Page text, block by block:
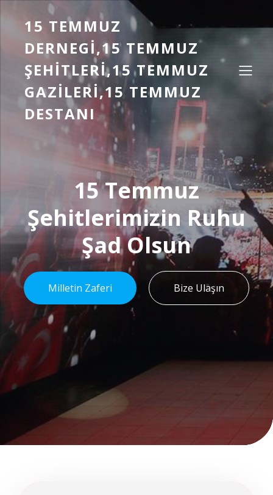
15 TEMMUZ
DERNEGI,15 TEMMUZ
ŞEHITLERI,15 TEMMUZ
GAZILERI,15 TEMMUZ
DESTANI
15 Temmuz
Şehitlerimizin Ruhu
Şad Olsun
Milletin Zaferi Bize Ulaşın